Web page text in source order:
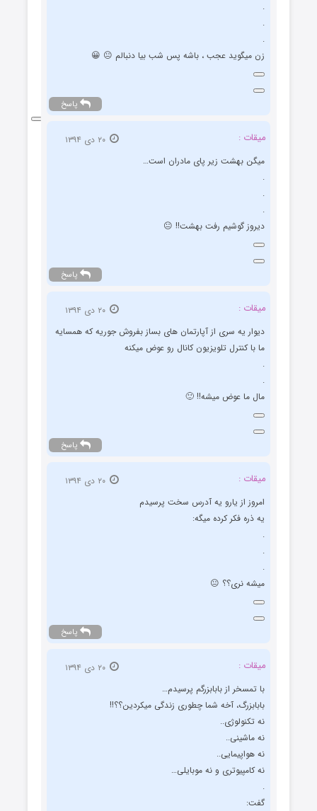
.
.
.
زن میگوید عجب ، باشه پس شب بیا دنبالم 😐 😀
پاسخ
میقات :
۲۰ دی ۱۳۹۴
میگن بهشت زیر پای مادران است…
.
.
.
دیروز گوشیم رفت بهشت!! 😐
پاسخ
میقات :
۲۰ دی ۱۳۹۴
دیوار یه سری از آپارتمان های بساز بفروش جوریه که همسایه
ما با کنترل تلویزیون کانال رو عوض میکنه
.
.
مال ما عوض میشه!! 🙂
پاسخ
میقات :
۲۰ دی ۱۳۹۴
امروز از یارو یه آدرس سخت پرسیدم
یه ذره فکر کرده میگه:
.
.
.
میشه نری؟؟ 😐
پاسخ
میقات :
۲۰ دی ۱۳۹۴
با تمسخر از بابابزرگم پرسیدم…
بابابزرگ، آخه شما چطوری زندگی میکردین؟؟!!
نه تکنولوژی..
نه ماشینی..
نه هواپیمایی..
نه کامپیوتری و نه موبایلی…
.
گفت: